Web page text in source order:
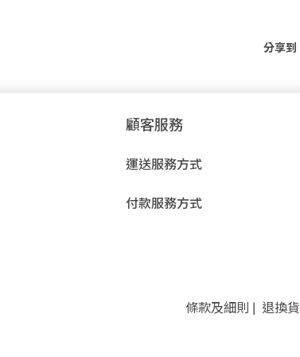
分享到
顧客服務
運送服務方式
付款服務方式
條款及細則 | 退換貨